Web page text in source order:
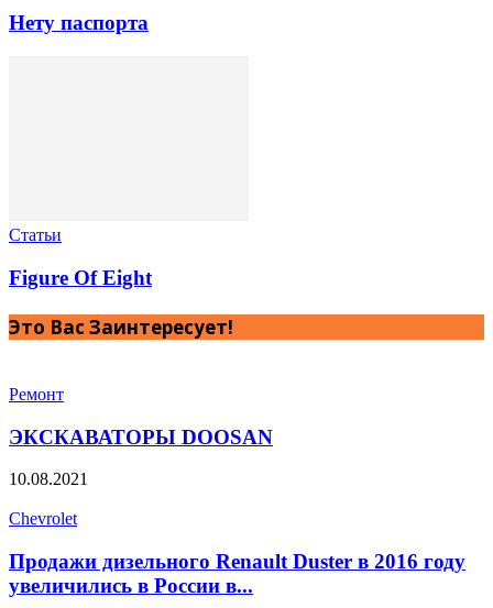
Нету паспорта
Статьи
Figure Of Eight
Это Вас Заинтересует!
Ремонт
ЭКСКАВАТОРЫ DOOSAN
10.08.2021
Chevrolet
Продажи дизельного Renault Duster в 2016 году
увеличились в России в...